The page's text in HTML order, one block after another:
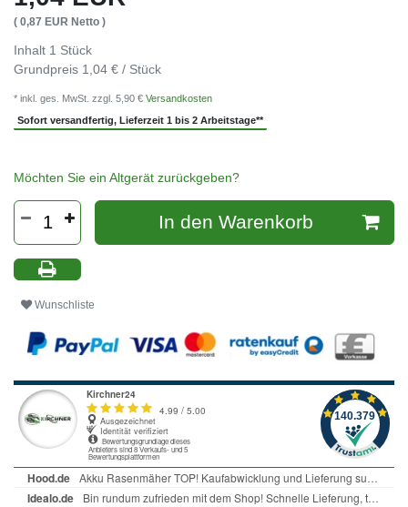
( 0,87 EUR Netto )
Inhalt 1 Stück
Grundpreis 1,04 € / Stück
* inkl. ges. MwSt. zzgl. 5,90 € Versandkosten
Sofort versandfertig, Lieferzeit 1 bis 2 Arbeitstage**
Möchten Sie ein Altgerät zurückgeben?
In den Warenkorb
Wunschliste